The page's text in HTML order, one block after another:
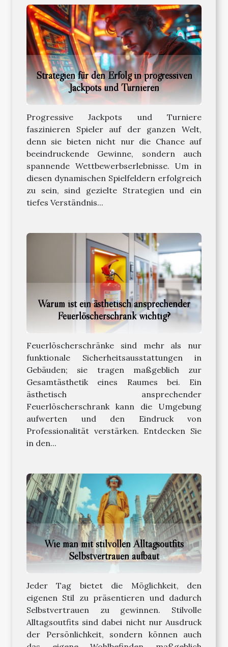
Strategien für den Erfolg in progressiven
Jackpots und Turnieren
Progressive Jackpots und Turniere
faszinieren Spieler auf der ganzen Welt,
denn sie bieten nicht nur die Chance auf
beeindruckende Gewinne, sondern auch
spannende Wettbewerbserlebnisse. Um in
diesen dynamischen Spielfeldern erfolgreich
zu sein, sind gezielte Strategien und ein
tiefes Verständnis...
Warum ist ein ästhetisch ansprechender
Feuerlöscherschrank wichtig?
Feuerlöscherschränke sind mehr als nur
funktionale Sicherheitsausstattungen in
Gebäuden; sie tragen maßgeblich zur
Gesamtästhetik eines Raumes bei. Ein
ästhetisch ansprechender
Feuerlöscherschrank kann die Umgebung
aufwerten und den Eindruck von
Professionalität verstärken. Entdecken Sie
in den...
Wie man mit stilvollen Alltagsoutfits
Selbstvertrauen aufbaut
Jeder Tag bietet die Möglichkeit, den
eigenen Stil zu präsentieren und dadurch
Selbstvertrauen zu gewinnen. Stilvolle
Alltagsoutfits sind dabei nicht nur Ausdruck
der Persönlichkeit, sondern können auch